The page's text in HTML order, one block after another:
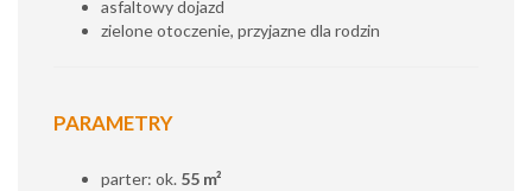
asfaltowy dojazd
zielone otoczenie, przyjazne dla rodzin
PARAMETRY
parter: ok. 55 m²